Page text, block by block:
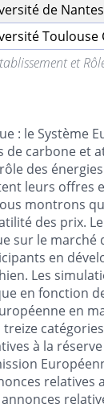
et
de Nantes
Toulouse
Système
carbone et
des
leurs offres
montrons
des prix.
le
en
Les
en fonction
en
à la
relatives